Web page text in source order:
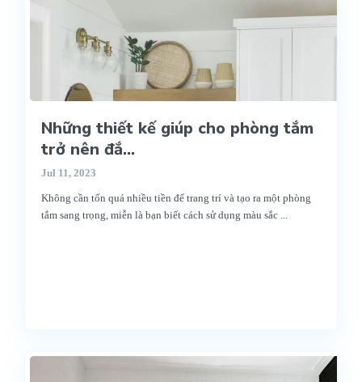
Những thiết kế giúp cho phòng tắm
trở nên đắ...
Jul 11, 2023
Không cần tốn quá nhiều tiền để trang trí và tạo ra một phòng
tắm sang trọng, miễn là bạn biết cách sử dụng màu sắc ...